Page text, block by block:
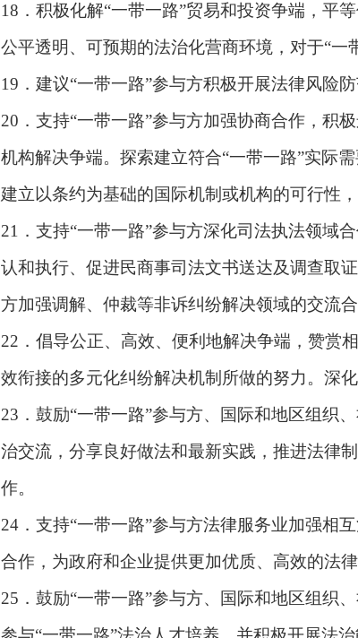
18 ．积极化解“一带一路”贸易和投资争端，平
公平透明、可预期的法治化营商环境，对于“一
19 ．建议“一带一路”参与方积极开展法律风险
20 ．支持“一带一路”参与方加强协商合作，积
机构解决争端。探索建立符合“一带一路”实际
建立以条约为基础的国际机制或机构的可行性
21 ．支持“一带一路”参与方深化司法执法领域
认和执行、促进民商事司法文书送达及调查取
方加强调解、仲裁等非诉纠纷解决领域的交流合
22 ．倡导公正、高效、便利地解决争端，赞赏
效衔接的多元化纠纷解决机制所做的努力。深化
23 ．鼓励“一带一路”参与方、国际和地区组织
治交流，分享良好做法和最新实践，推进法律
作。
24 ．支持“一带一路”参与方法律服务业加强相
合作，为政府和企业提供更加优质、高效的法律
25 ．鼓励“一带一路”参与方、国际和地区组织